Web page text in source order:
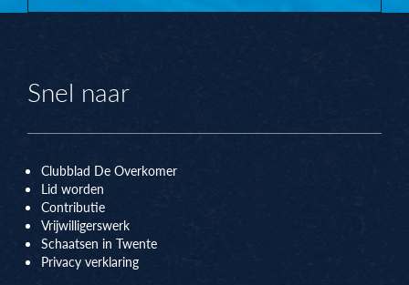
Snel naar
Clubblad De Overkomer
Lid worden
Contributie
Vrijwilligerswerk
Schaatsen in Twente
Privacy verklaring